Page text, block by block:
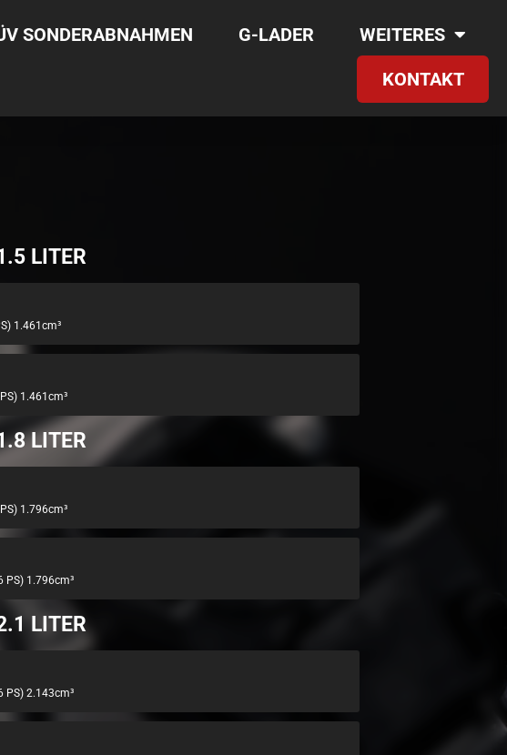
SONDERABNAHMEN G-LADER WEITERES
KONTAKT
LITER
1.461cm³
1.461cm³
LITER
1.796cm³
PS) 1.796cm³
LITER
PS) 2.143cm³